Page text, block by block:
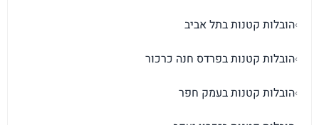
›הובלות קטנות בתל אביב
›הובלות קטנות בפרדס חנה כרכור
›הובלות קטנות בעמק חפר